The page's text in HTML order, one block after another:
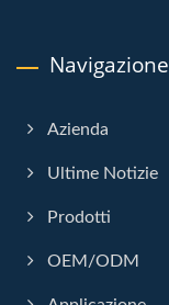
Navigazione
Azienda
Ultime Notizie
Prodotti
OEM/ODM